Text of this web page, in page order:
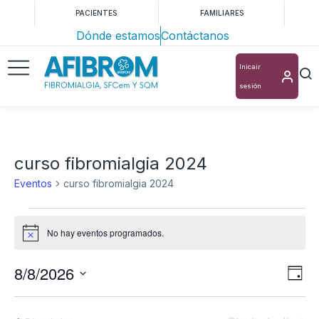
PACIENTES FAMILIARES
Dónde estamosContáctanos
Inicair
sesión
curso fibromialgia 2024
Eventos curso fibromialgia 2024
Aviso No hay eventos programados.
de
de
Día
8/8/2026
Selecciona